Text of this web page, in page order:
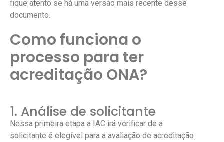
fique atento se há uma versão mais recente desse
documento.
Como funciona o
processo para ter
acreditação ONA?
1. Análise de solicitante
Nessa primeira etapa a IAC irá verificar de a
solicitante é elegível para a avaliação de acreditação